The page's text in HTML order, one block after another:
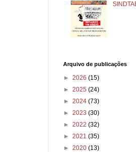
Arquivo de publicações
► 2026 (15)
► 2025 (24)
► 2024 (73)
► 2023 (30)
► 2022 (32)
► 2021 (35)
► 2020 (13)